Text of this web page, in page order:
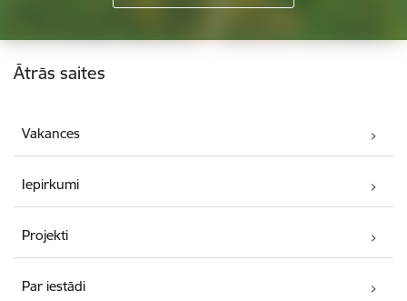
Kājene
Ātrās saites
Vakances
Iepirkumi
Projekti
Par iestādi